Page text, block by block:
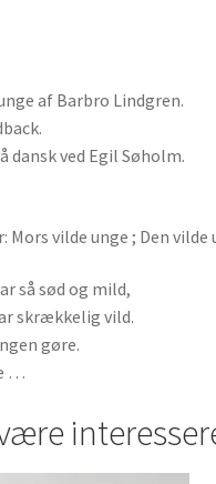
af Barbro Lindgren.
dansk ved Egil Søholm.
Mors vilde unge ; Den
så sød og mild,
skrækkelig vild.
gøre.
…